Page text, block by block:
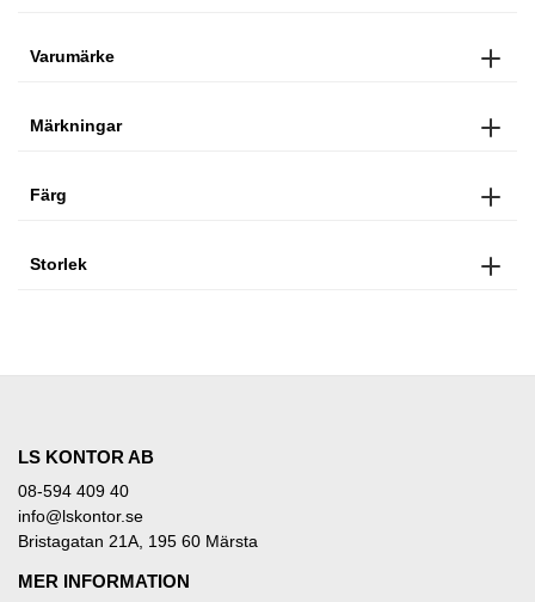
Varumärke
Märkningar
Färg
Storlek
LS KONTOR AB
08-594 409 40
info@lskontor.se
Bristagatan 21A, 195 60 Märsta
MER INFORMATION